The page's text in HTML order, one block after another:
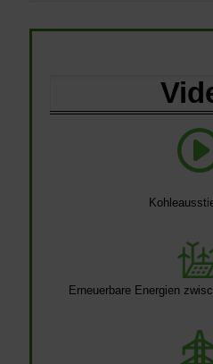
Erneuerbare Energien